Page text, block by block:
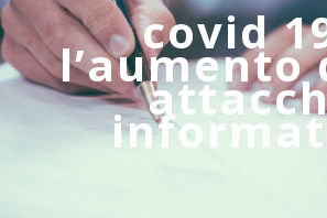
covid
l’aumento